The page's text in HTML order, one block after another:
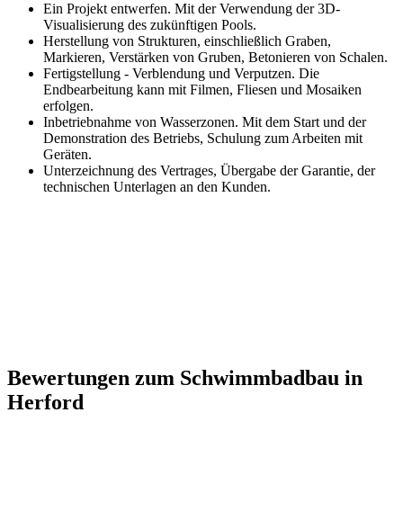
Ein Projekt entwerfen. Mit der Verwendung der 3D-
Visualisierung des zukünftigen Pools.
Herstellung von Strukturen, einschließlich Graben,
Markieren, Verstärken von Gruben, Betonieren von Schalen.
Fertigstellung - Verblendung und Verputzen. Die
Endbearbeitung kann mit Filmen, Fliesen und Mosaiken
erfolgen.
Inbetriebnahme von Wasserzonen. Mit dem Start und der
Demonstration des Betriebs, Schulung zum Arbeiten mit
Geräten.
Unterzeichnung des Vertrages, Übergabe der Garantie, der
technischen Unterlagen an den Kunden.
Bewertungen zum Schwimmbadbau in
Herford